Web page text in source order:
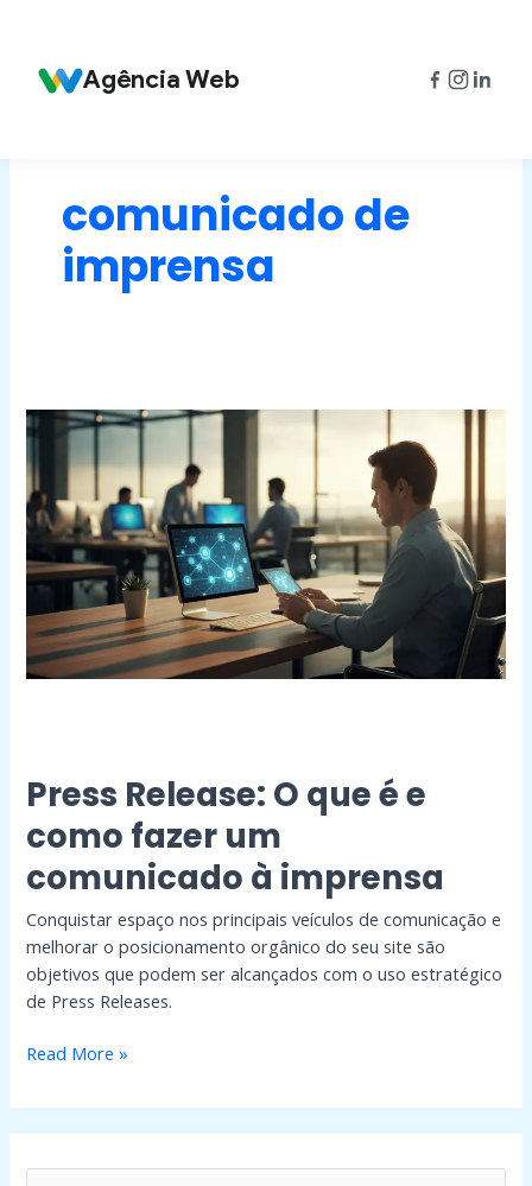
conteúdo Agência Web
comunicado de
imprensa
Press Release: O que é e
como fazer um
comunicado à imprensa
Conquistar espaço nos principais veículos de comunicação e
melhorar o posicionamento orgânico do seu site são
objetivos que podem ser alcançados com o uso estratégico
de Press Releases.
Release:
O
que
é
e
como
fazer
comunicado
à
imprensa
Read More »